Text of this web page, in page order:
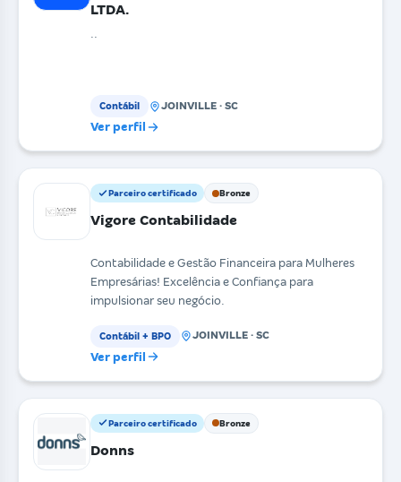
LTDA.
..
Contábil JOINVILLE · SC
Ver perfil
Parceiro certificado Bronze
Vigore Contabilidade
Contabilidade e Gestão Financeira para Mulheres
Empresárias! Excelência e Confiança para
impulsionar seu negócio.
Contábil + BPO JOINVILLE · SC
Ver perfil
Parceiro certificado Bronze
Donns